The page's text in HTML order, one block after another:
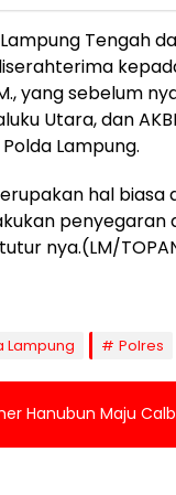
Tengah
diserahterima
yang sebelum
Utara, dan
Lampung.
hal biasa
penyegaran
nya.(LM/
Lampung Polres
Hanubun Maju